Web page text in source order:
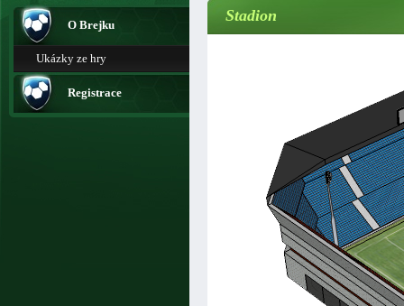
O Brejku
Ukázky ze hry
Registrace
Stadion